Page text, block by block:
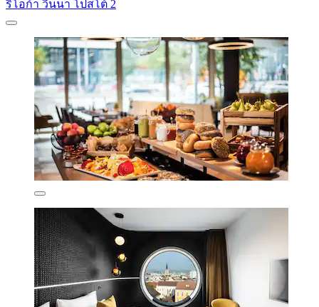
ริโอก้า วีนนา โปสโต้ 2